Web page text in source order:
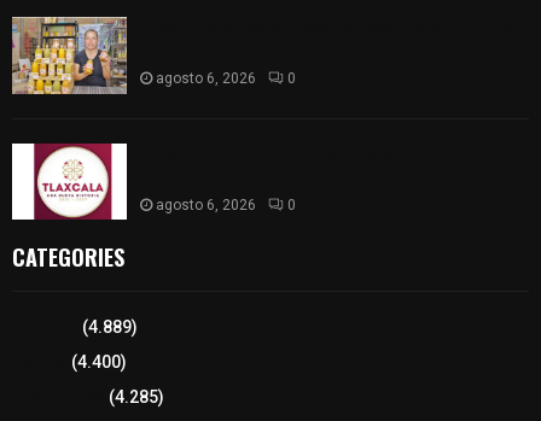
agosto 6, 2026 0
agosto 6, 2026 0
CATEGORIES
(4.889)
(4.400)
(4.285)